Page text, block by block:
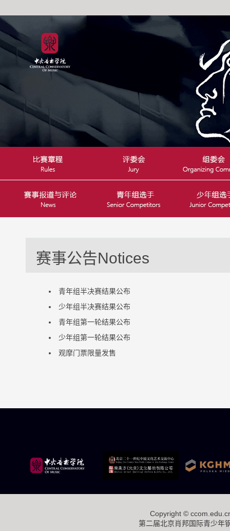
赛事公告Notices
青年组半决赛结果公布
少年组半决赛结果公布
青年组第一轮结果公布
少年组第一轮结果公布
观摩门票限量发售
Copyright ©
第二届北京肖邦国际青少年